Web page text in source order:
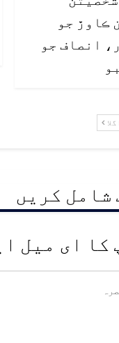
ڪاوڙ جو
انصاف جو
اگلا
شامل کریں
کا ای میل